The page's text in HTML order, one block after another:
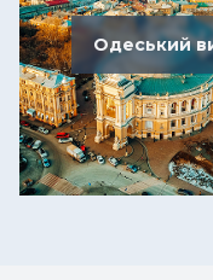
Одеський